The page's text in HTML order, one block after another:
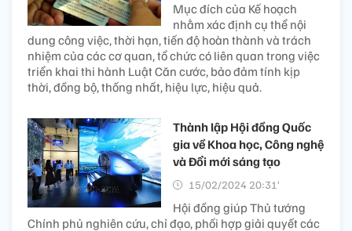
Mục đích của Kế hoạch
nhằm xác định cụ thể nội
dung công việc, thời hạn, tiến độ hoàn thành và trách
nhiệm của các cơ quan, tổ chức có liên quan trong việc
triển khai thi hành Luật Căn cước, bảo đảm tính kịp
thời, đồng bộ, thống nhất, hiệu lực, hiệu quả.
Thành lập Hội đồng Quốc
gia về Khoa học, Công nghệ
và Đổi mới sáng tạo
15/02/2024 20:31’
Hội đồng giúp Thủ tướng
Chính phủ nghiên cứu, chỉ đạo, phối hợp giải quyết các